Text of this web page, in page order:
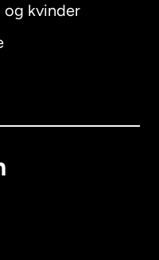
og kvinder